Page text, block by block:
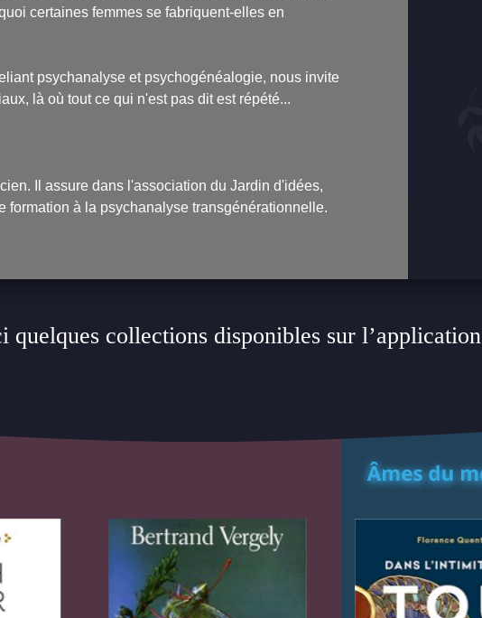
certaines femmes se fabriquent-elles en
psychanalyse et psychogénéalogie, nous invite
là où tout ce qui n'est pas dit est répété...
Il assure dans l'association du Jardin d'idées,
à la psychanalyse transgénérationnelle.
quelques collections disponibles sur l’application